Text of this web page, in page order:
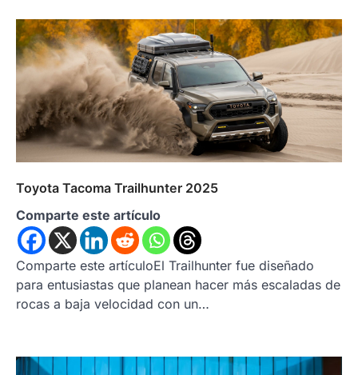
Toyota Tacoma Trailhunter 2025
Comparte este artículo
Comparte este artículoEl Trailhunter fue diseñado
para entusiastas que planean hacer más escaladas de
rocas a baja velocidad con un…